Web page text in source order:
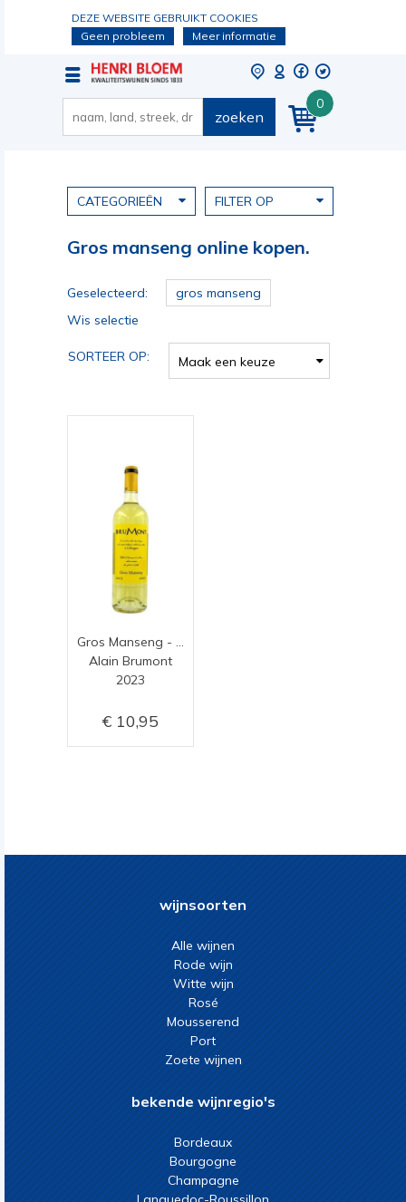
DEZE WEBSITE GEBRUIKT COOKIES
Geen probleem
Meer informatie
0
zoeken
CATEGORIEËN FILTER OP
Gros manseng online kopen.
Geselecteerd:
gros manseng
Wis selectie
SORTEER OP: Maak een keuze
Alain Brumont
2023
10,95
wijnsoorten
Alle wijnen
Rode wijn
Witte wijn
Rosé
Mousserend
Port
Zoete wijnen
bekende wijnregio's
Bordeaux
Bourgogne
Champagne